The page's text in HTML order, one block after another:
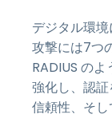
デジタル環
攻撃には7つ
RADIUS の
強化し、認
信頼性、そし